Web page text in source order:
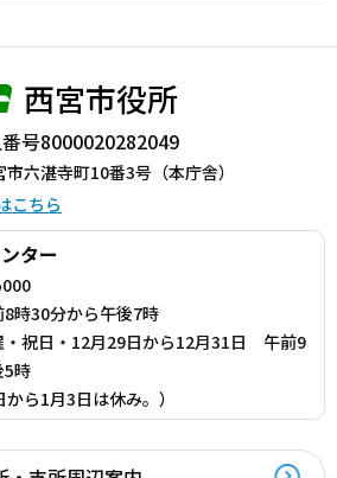
西宮市役所
号8000020282049
六湛寺町10番3号（本庁舎）
こちら
ター
時30分から午後7時
・祝日・12月29日から12月31日 午前9
5時
から1月3日は休み。）